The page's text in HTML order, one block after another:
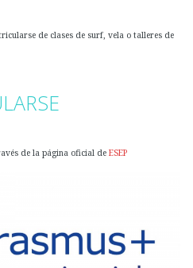
de clases de surf, vela o talleres de
de la página oficial de ESEP